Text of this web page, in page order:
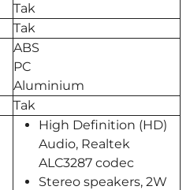
Tak
Tak
ABS
PC
Aluminium
Tak
High Definition (HD)
Audio, Realtek
ALC3287 codec
Stereo speakers, 2W